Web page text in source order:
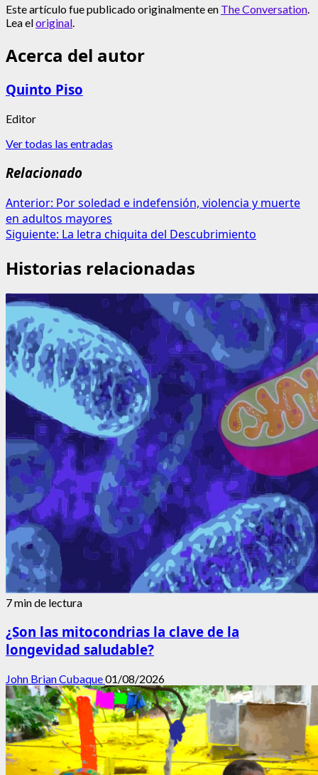
Este artículo fue publicado originalmente en The Conversation
Lea eloriginal
Acerca del autor
Quinto Piso
Editor
Ver todas las entradas
Relacionado
Navegación
de
Anterior: Por soledad e indefensión, violencia y muerte
en adultos mayores
Siguiente: La letra chiquita del Descubrimiento
Historias relacionadas
7 min de lectura
¿Son las mitocondrias la clave de la
longevidad saludable?
John Brian Cubaque01/08/2026